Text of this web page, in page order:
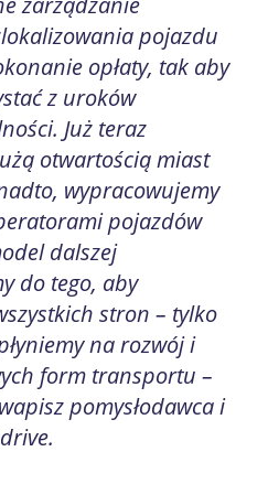
pojazdu
opłaty, tak aby
z uroków
Już teraz
otwartością miast
wypracowujemy
pojazdów
dalszej
do tego, aby
stron – tylko
na rozwój i
form transportu –
pomysłodawca i